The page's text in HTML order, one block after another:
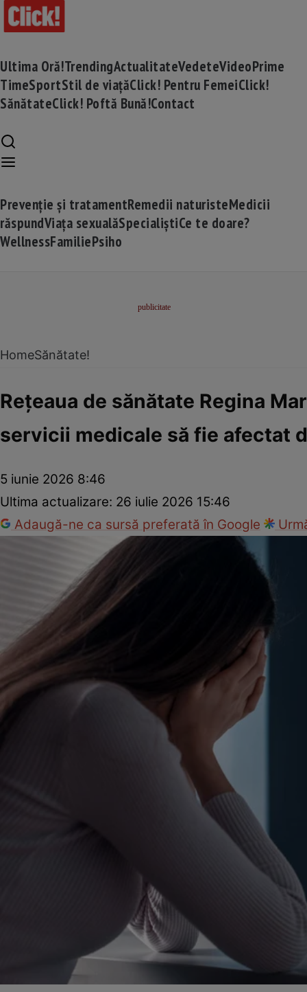
Ultima Oră!TrendingActualitateVedeteVideoPrime
TimeSportStil de viațăClick! Pentru FemeiClick!
SănătateClick! Poftă Bună!Contact
Prevenție și tratamentRemedii naturisteMedicii
răspundViața sexualăSpecialiștiCe te doare?
WellnessFamiliePsiho
HomeSănătate!
Rețeaua de sănătate Regina
servicii medicale să fie afectat
5 iunie 2026 8:46
Ultima actualizare: 26 iulie 2026 15:46
Adaugă-ne ca sursă preferată în Google